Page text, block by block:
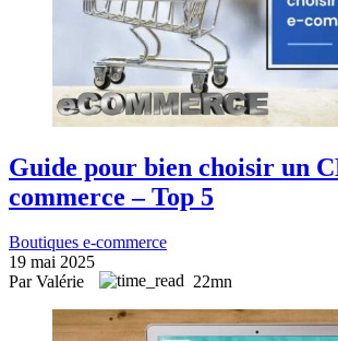
Guide pour bien choisir un
commerce – Top 5
Boutiques e-commerce
19 mai 2025
Par Valérie
22mn